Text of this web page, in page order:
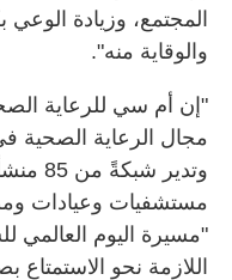
المجتمع، وزيادة
والوقاية منه".
"إن أم سي للرعاية
مجال الرعاية الصحية
وتدير
مستشفيات وعيادات
اللازمة نحو الاستمتاع